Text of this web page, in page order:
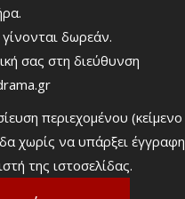
δωρεάν.
σας στη διεύθυνση
περιεχομένου (κείμενο
χωρίς να υπάρξει έγγραφη
της ιστοσελίδας.